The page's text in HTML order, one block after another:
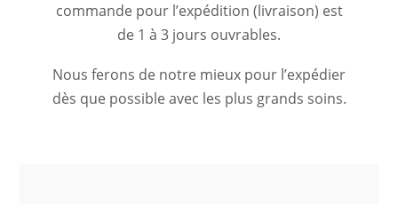
commande pour l’expédition (livraison) est
de 1 à 3 jours ouvrables.
Nous ferons de notre mieux pour l’expédier
dès que possible avec les plus grands soins.